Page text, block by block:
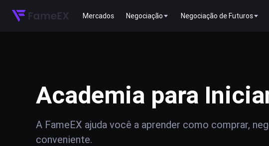
Mercados Negociação Negociação de Futuros
Academia para
A FameEX ajuda você a aprender como comprar,
conveniente.